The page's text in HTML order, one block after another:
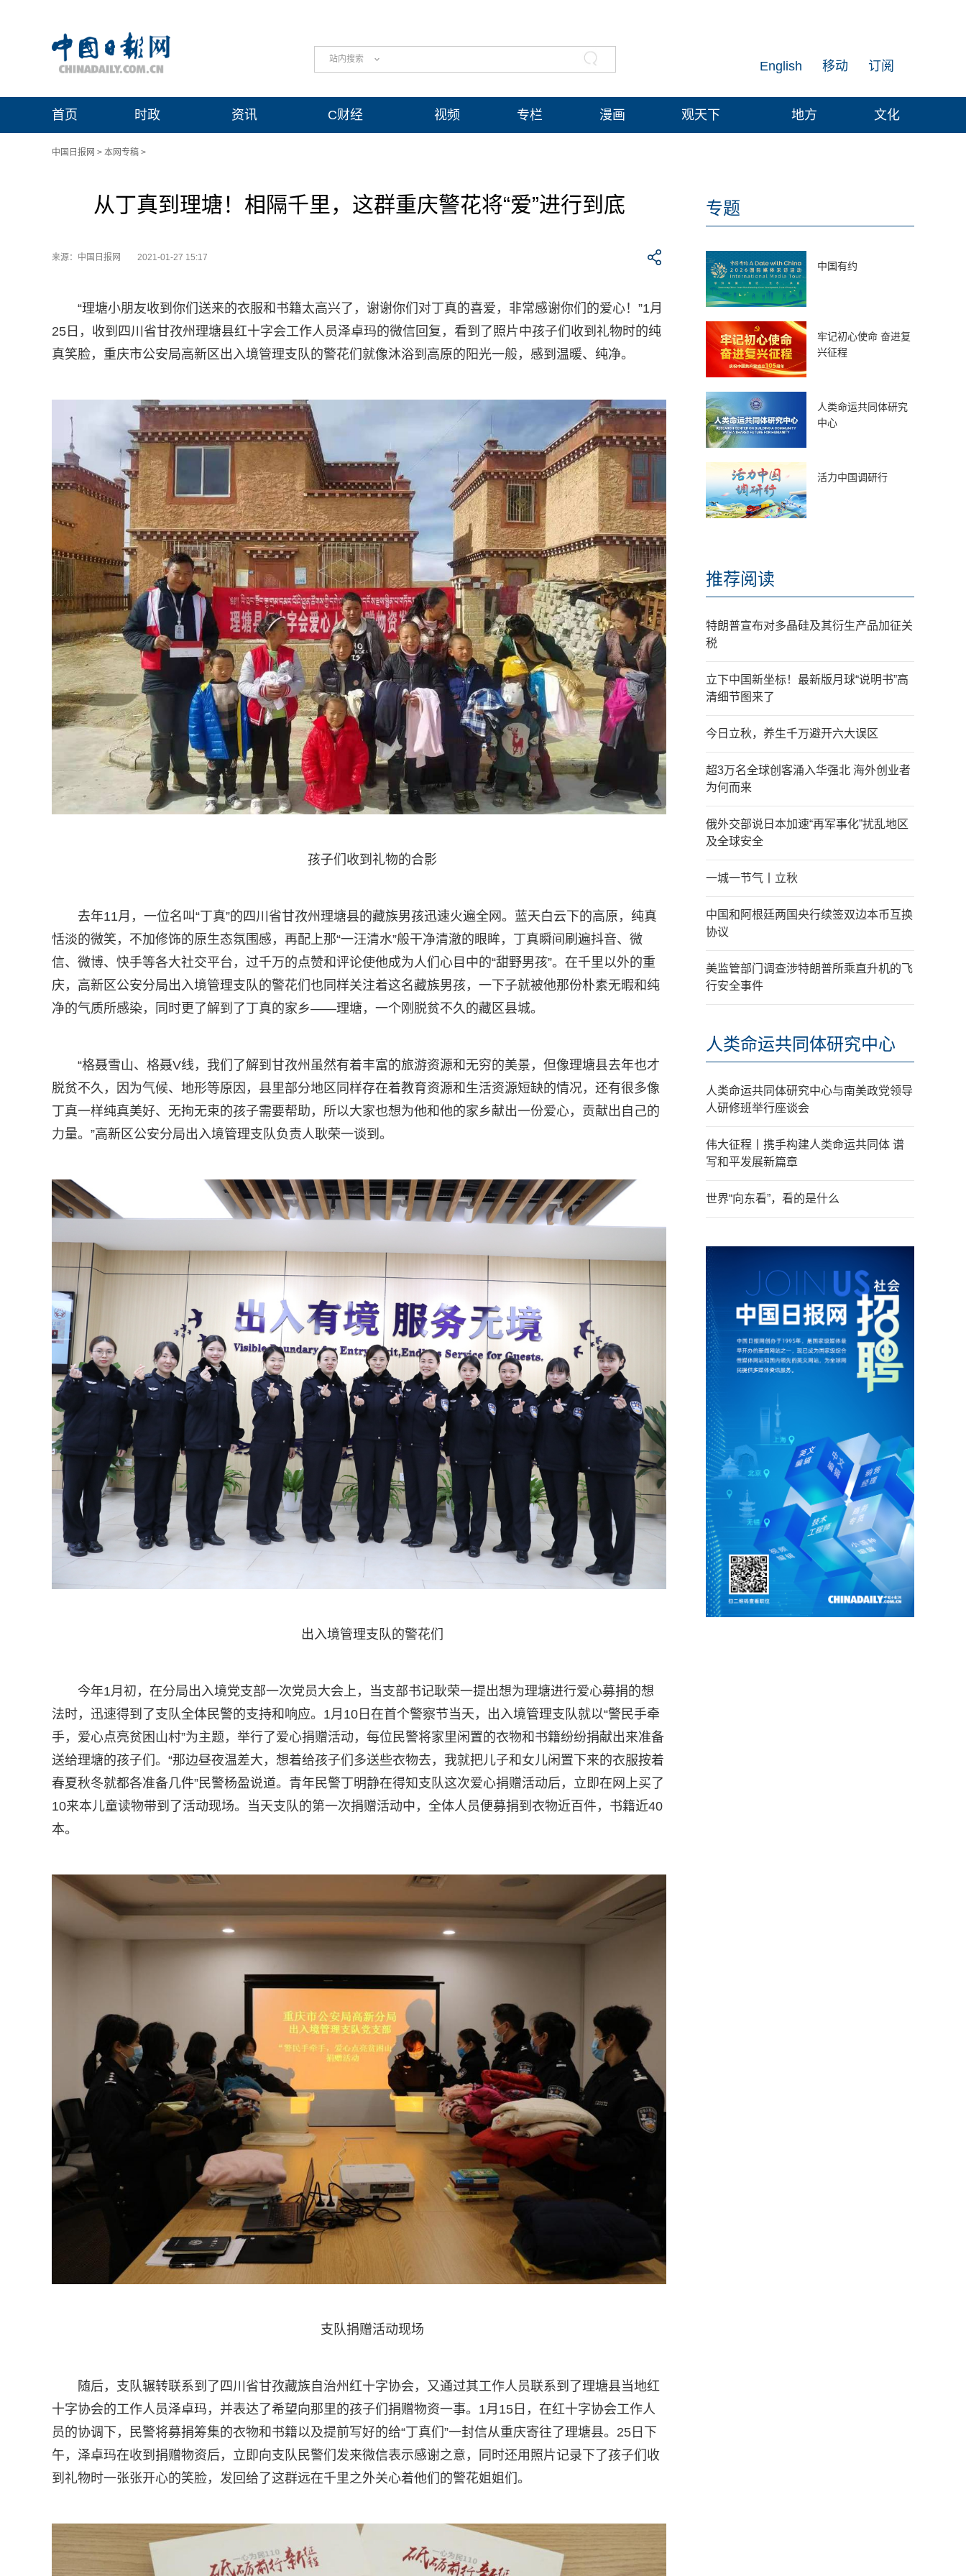
站内搜索 订阅
移动
English
首页 时政 资讯 C财经 视频 专栏 漫画 观天下 地方 文化
中国日报网 > 本网专稿 >
从丁真到理塘！相隔千里，这群重庆警花将“爱”进行到底
来源：中国日报网 2021-01-27 15:17
“理塘小朋友收到你们送来的衣服和书籍太高兴了，谢谢你们对丁真的喜爱，非常感谢你们的爱心！”1月
25日，收到四川省甘孜州理塘县红十字会工作人员泽卓玛的微信回复，看到了照片中孩子们收到礼物时的纯
真笑脸，重庆市公安局高新区出入境管理支队的警花们就像沐浴到高原的阳光一般，感到温暖、纯净。
孩子们收到礼物的合影
去年11月，一位名叫“丁真”的四川省甘孜州理塘县的藏族男孩迅速火遍全网。蓝天白云下的高原，纯真
恬淡的微笑，不加修饰的原生态氛围感，再配上那“一汪清水”般干净清澈的眼眸，丁真瞬间刷遍抖音、微
信、微博、快手等各大社交平台，过千万的点赞和评论使他成为人们心目中的“甜野男孩”。在千里以外的重
庆，高新区公安分局出入境管理支队的警花们也同样关注着这名藏族男孩，一下子就被他那份朴素无暇和纯
净的气质所感染，同时更了解到了丁真的家乡——理塘，一个刚脱贫不久的藏区县城。
“格聂雪山、格聂V线，我们了解到甘孜州虽然有着丰富的旅游资源和无穷的美景，但像理塘县去年也才
脱贫不久，因为气候、地形等原因，县里部分地区同样存在着教育资源和生活资源短缺的情况，还有很多像
丁真一样纯真美好、无拘无束的孩子需要帮助，所以大家也想为他和他的家乡献出一份爱心，贡献出自己的
力量。”高新区公安分局出入境管理支队负责人耿荣一谈到。
出入境管理支队的警花们
今年1月初，在分局出入境党支部一次党员大会上，当支部书记耿荣一提出想为理塘进行爱心募捐的想
法时，迅速得到了支队全体民警的支持和响应。1月10日在首个警察节当天，出入境管理支队就以“警民手牵
手，爱心点亮贫困山村”为主题，举行了爱心捐赠活动，每位民警将家里闲置的衣物和书籍纷纷捐献出来准备
送给理塘的孩子们。“那边昼夜温差大，想着给孩子们多送些衣物去，我就把儿子和女儿闲置下来的衣服按着
春夏秋冬就都各准备几件”民警杨盈说道。青年民警丁明静在得知支队这次爱心捐赠活动后，立即在网上买了
10来本儿童读物带到了活动现场。当天支队的第一次捐赠活动中，全体人员便募捐到衣物近百件，书籍近40
本。
支队捐赠活动现场
随后，支队辗转联系到了四川省甘孜藏族自治州红十字协会，又通过其工作人员联系到了理塘县当地红
十字协会的工作人员泽卓玛，并表达了希望向那里的孩子们捐赠物资一事。1月15日，在红十字协会工作人
员的协调下，民警将募捐筹集的衣物和书籍以及提前写好的给“丁真们”一封信从重庆寄往了理塘县。25日下
午，泽卓玛在收到捐赠物资后，立即向支队民警们发来微信表示感谢之意，同时还用照片记录下了孩子们收
到礼物时一张张开心的笑脸，发回给了这群远在千里之外关心着他们的警花姐姐们。
专题
中国有约
牢记初心使命 奋进复
兴征程
人类命运共同体研究
中心
活力中国调研行
推荐阅读
特朗普宣布对多晶硅及其衍生产品加征关
税
立下中国新坐标！最新版月球“说明书”高
清细节图来了
今日立秋，养生千万避开六大误区
超3万名全球创客涌入华强北 海外创业者
为何而来
俄外交部说日本加速“再军事化”扰乱地区
及全球安全
一城一节气丨立秋
中国和阿根廷两国央行续签双边本币互换
协议
美监管部门调查涉特朗普所乘直升机的飞
行安全事件
人类命运共同体研究中心
人类命运共同体研究中心与南美政党领导
人研修班举行座谈会
伟大征程丨携手构建人类命运共同体 谱
写和平发展新篇章
世界“向东看”，看的是什么